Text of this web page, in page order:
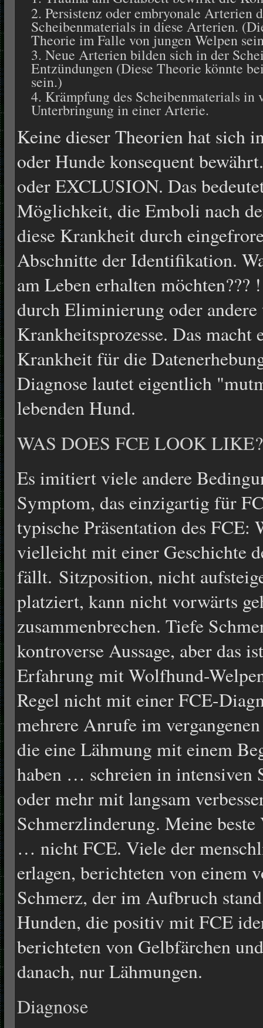
Persistenz oder embryonale Arterien
Scheibenmaterials in diese Arterien.
Theorie im Falle von jungen Welpen
Neue Arterien bilden sich in der
Entzündungen (Diese Theorie könnte
sein.)
Krämpfung des Scheibenmaterials in
Unterbringung in einer Arterie.
Keine dieser Theorien hat sich
oder Hunde konsequent
oder EXCLUSION. Das
Möglichkeit, die Emboli nach
diese Krankheit durch
Abschnitte der Identifikation.
am Leben erhalten
durch Eliminierung oder
Krankheitsprozesse. Das macht
Krankheit für die
Diagnose lautet eigentlich
lebenden Hund.
WAS DOES FCE LOOK LIKE?
Es imitiert viele andere
Symptom, das einzigartig für
typische Präsentation des
vielleicht mit einer Geschichte
fällt. Sitzposition, nicht
platziert, kann nicht vorwärts
zusammenbrechen. Tiefe
kontroverse Aussage, aber das
Erfahrung mit Wolfhund-
Regel nicht mit einer FCE-
mehrere Anrufe im
die eine Lähmung mit einem
haben … schreien in intensiven
oder mehr mit langsam
Schmerzlinderung. Meine
… nicht FCE. Viele der
erlagen, berichteten von einem
Schmerz, der im Aufbruch
Hunden, die positiv mit FCE
berichteten von Gelbfärchen
danach, nur Lähmungen.
Diagnose